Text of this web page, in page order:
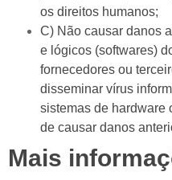
os direitos humanos;
C) Não causar danos
e lógicos (softwares)
fornecedores ou
disseminar vírus
sistemas de hardware
de causar danos
Mais